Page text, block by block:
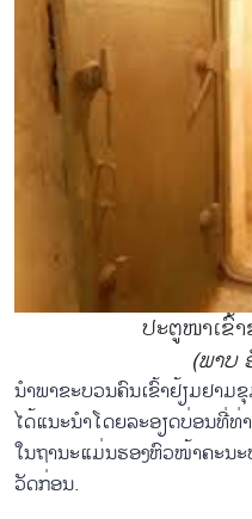
ປະຕູໜາເຂົ້
(ພາບ
ນຳ​ພາ​ຂະ​ບວນ​ຄົນ​ເຂົ້າ​ຢ້ຽມ​ຢາ
ໄດ້​ແນະ​ນຳ​ໂດຍ​ລະ​ອຽດ​ບ່ອນ​ທີ່​ທ່
ໃນ​ຖາ​ນະ​ແມ່ນ​ຮອງ​ຫົວ​ໜ້າ​ຄະ​ນ
ວັດ​ກ່ອນ.